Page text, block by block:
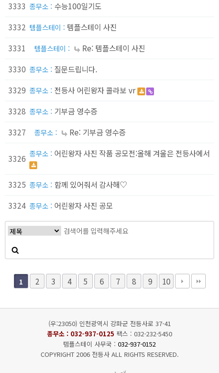
3333 종무소 : 수능100일기도
3332 템플스테이 : 템플스테이 사진
3331
템플스테이 :
Re: 템플스테이 사진
3330 종무소 : 질문드립니다.
3329 종무소 : 전등사 어린왕자 콜라보 vr
3328 종무소 : 기부금 영수증
3327
종무소 : Re: 기부금 영수증
3326 종무소 : 어린왕자 사진 작품 공모전:올해 겨울은 전등사에서
3325 종무소 : 함께 있어줘서 감사해♡
3324 종무소 : 어린왕자 사진 공모
1 2 3 4 5 6 7 8 9 10
(우:23050) 인천광역시 강화군 전등사로 37-41
종무소 : 032-937-0125 팩스 : 032-232-5450
템플스테이 사무국 : 032-937-0152
COPYRIGHT 2006 전등사 ALL RIGHTS RESERVED.